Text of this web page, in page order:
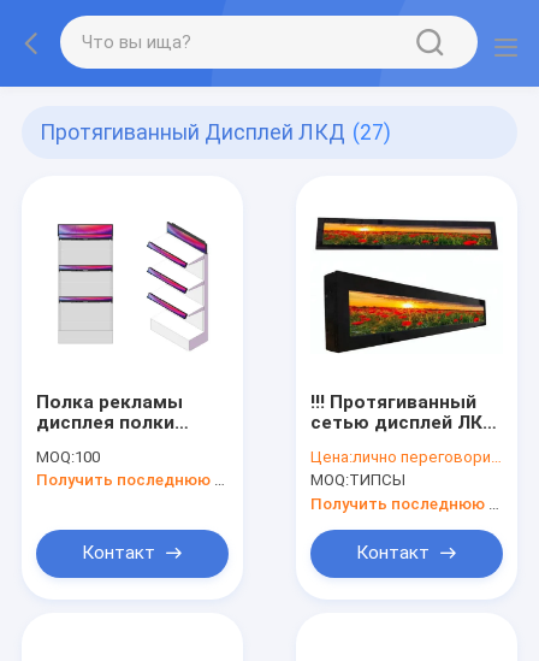
Протягиванный Дисплей ЛКД (27)
Полка рекламы
дисплея полки
супермаркета
MOQ:100
Получить последнюю цену
Контакт
!!! Протягиванный
сетью дисплей ЛКД
полки рекламы
супермаркета
Цена:лично переговорить
MOQ:ТИПСЫ
Контакт